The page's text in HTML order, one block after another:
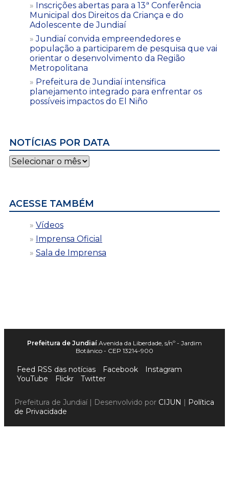
Inscrições abertas para a 13ª Conferência
Municipal dos Direitos da Criança e do
Adolescente de Jundiaí
Jundiaí convida empreendedores e
população a participarem de pesquisa que vai
orientar o desenvolvimento da Região
Metropolitana
Prefeitura de Jundiaí intensifica
planejamento integrado para enfrentar os
possíveis impactos do El Niño
NOTÍCIAS POR DATA
Notícias
por
ACESSE TAMBÉM
Vídeos
Imprensa Oficial
Sala de Imprensa
Prefeitura de Jundiaí Avenida da Liberdade, s/nº - Jardim
Botânico - CEP 13214-900
Feed RSS das notícias Facebook
Instagram
YouTube
Flickr Twitter
Prefeitura de Jundiaí | Desenvolvido por CIJUN
Política
de Privacidade